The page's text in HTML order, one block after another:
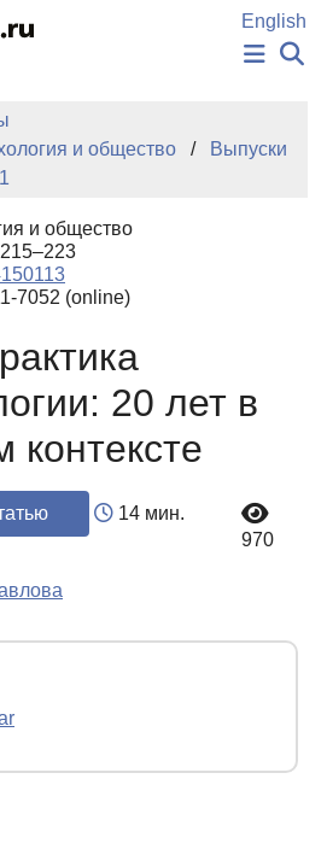
English
НОВОСТИ
ИЗДАНИЯ
ЗНАНИЙ
СЛОВА
и общество
Выпуски
и общество
7052 (online)
20 лет в
контексте
14 мин.
970